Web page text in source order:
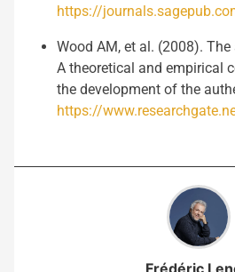
https://
Wood AM, et al. (2008).
A theoretical and empirical
the development of the
https://
Frédéric